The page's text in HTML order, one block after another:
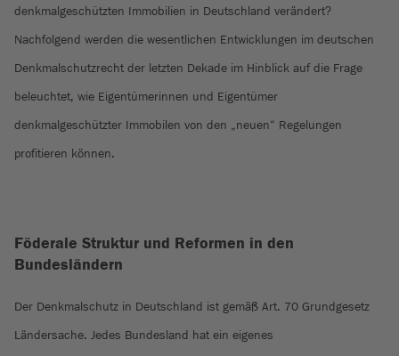
denkmalgeschützten Immobilien in Deutschland verändert?
Nachfolgend werden die wesentlichen Entwicklungen im deutschen
Denkmalschutzrecht der letzten Dekade im Hinblick auf die Frage
beleuchtet, wie Eigentümerinnen und Eigentümer
denkmalgeschützter Immobilen von den „neuen“ Regelungen
profitieren können.
Föderale Struktur und Reformen in den
Bundesländern
Der Denkmalschutz in Deutschland ist gemäß Art. 70 Grundgesetz
Ländersache. Jedes Bundesland hat ein eigenes